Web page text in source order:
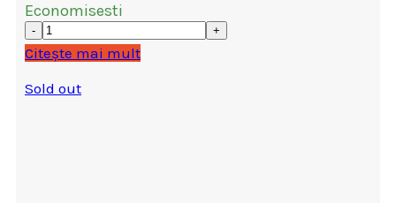
Economisesti
Citește mai mult
Sold out